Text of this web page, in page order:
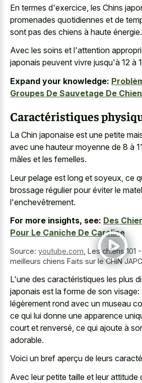
En termes d'exercice, les Chins
promenades quotidiennes et de
sont pas des chiens à haute énergie.
Avec les soins et l'attention
japonais peuvent vivre jusqu'à 12 à
Expand your knowledge:
Groupes De Sauvetage De
Caractéristiques
La Chin japonaise est une petite
avec une hauteur moyenne de 8 à
mâles et les femelles.
Leur pelage est long et soyeux, ce
brossage régulier pour éviter le
l'enchevêtrement.
For more insights, see: Des
Pour Le Caniche De Caroline
Source: youtube.com Les chiens 101
meilleurs chiens Faits sur le CHIN
L'une des caractéristiques les plus
japonais est la forme de son
légèrement rond avec un museau
ce qui lui donne une apparence
court et renversé, ce qui ajoute à
adorable.
Voici un bref aperçu de leurs
Avec leur petite taille et leur attitude